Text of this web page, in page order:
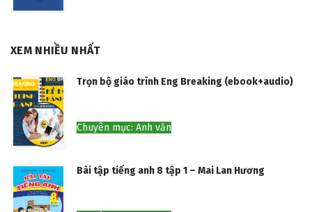
XEM NHIỀU NHẤT
Trọn bộ giáo trình Eng Breaking (ebook+audio)
Chuyên mục: Anh văn
Bài tập tiếng anh 8 tập 1 – Mai Lan Hương